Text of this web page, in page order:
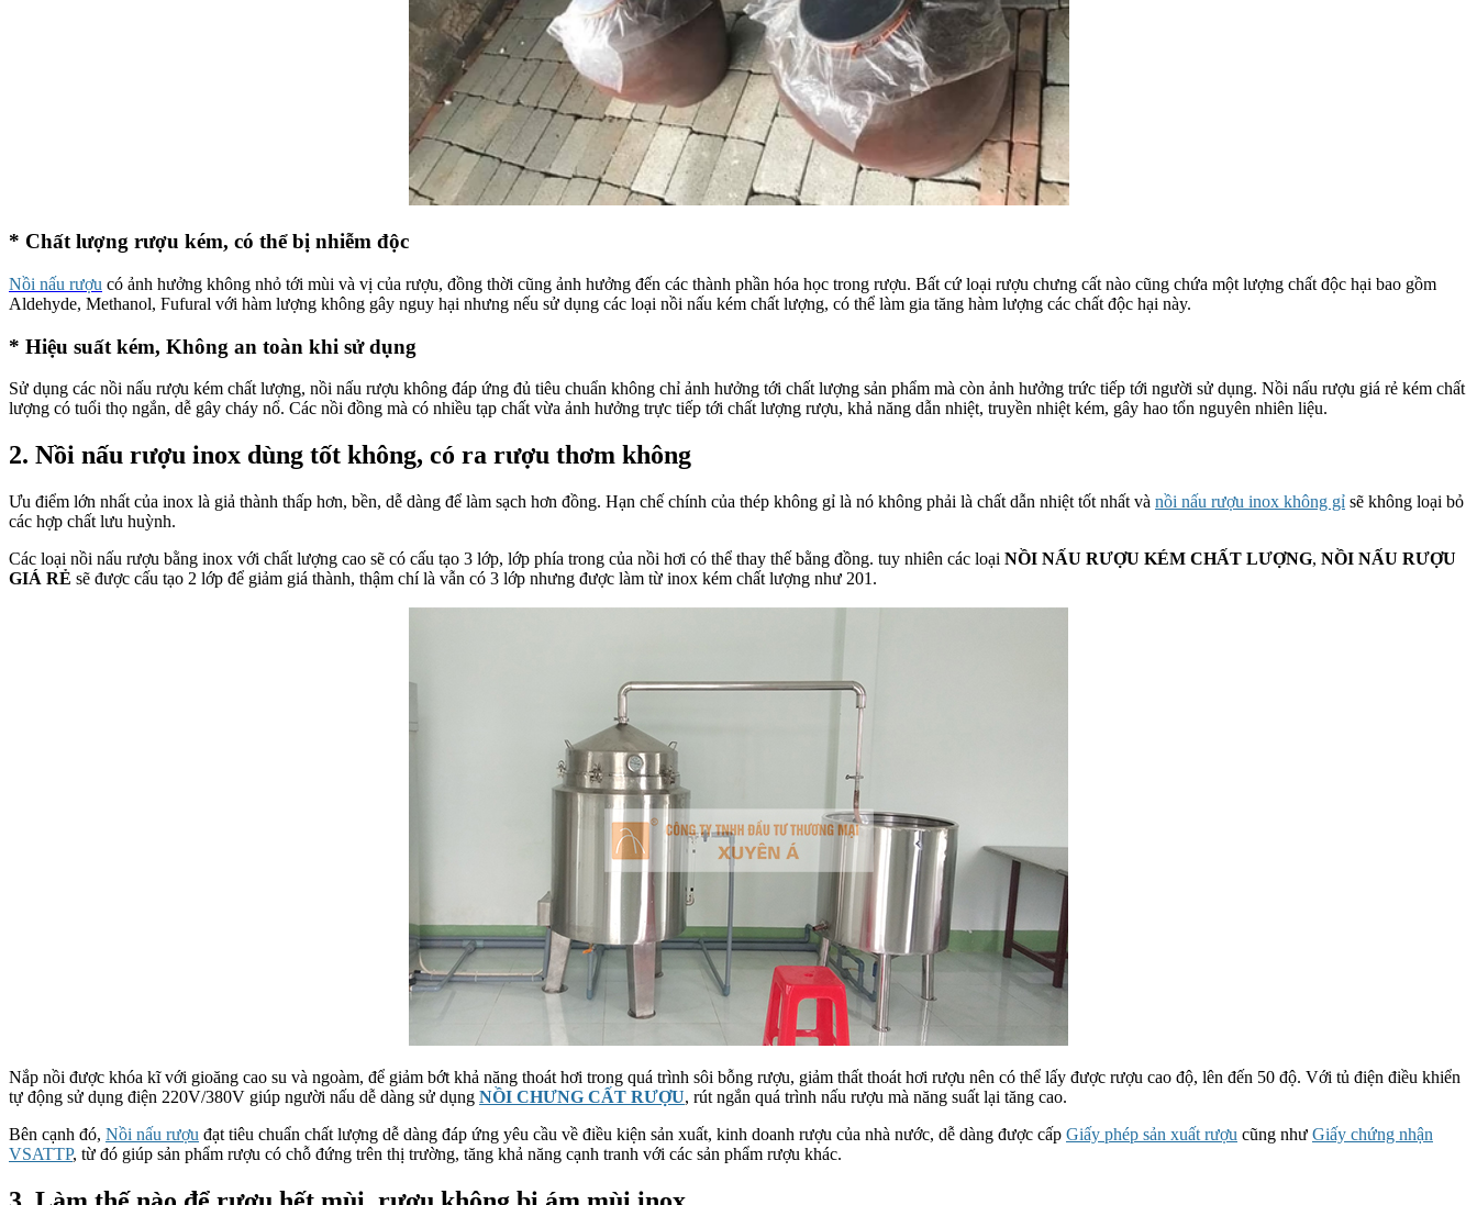
* Chất lượng rượu kém, có thể bị nhiễm độc
Nồi nấu rượu có ảnh hưởng không nhỏ tới mùi và vị của rượu, đồng thời cũng ảnh hưởng đến các thành phần hóa học trong rượu. Bất cứ loại rượu chưng cất nào cũng chứa một lượng chất độc hại bao gồm
Aldehyde, Methanol, Fufural với hàm lượng không gây nguy hại nhưng nếu sử dụng các loại nồi nấu kém chất lượng, có thể làm gia tăng hàm lượng các chất độc hại này.
* Hiệu suất kém, Không an toàn khi sử dụng
Sử dụng các nồi nấu rượu kém chất lượng, nồi nấu rượu không đáp ứng đủ tiêu chuẩn không chỉ ảnh hưởng tới chất lượng sản phẩm mà còn ảnh hưởng trức tiếp tới người sử dụng. Nồi nấu rượu giá rẻ kém chất
lượng có tuổi thọ ngắn, dễ gây cháy nổ. Các nồi đồng mà có nhiều tạp chất vừa ảnh hưởng trực tiếp tới chất lượng rượu, khả năng dẫn nhiệt, truyền nhiệt kém, gây hao tổn nguyên nhiên liệu.
2. Nồi nấu rượu inox dùng tốt không, có ra rượu thơm không
Ưu điểm lớn nhất của inox là giả thành thấp hơn, bền, dễ dàng để làm sạch hơn đồng. Hạn chế chính của thép không gỉ là nó không phải là chất dẫn nhiệt tốt nhất và nồi nấu rượu inox không gỉ sẽ không loại bỏ
các hợp chất lưu huỳnh.
Các loại nồi nấu rượu bằng inox với chất lượng cao sẽ có cấu tạo 3 lớp, lớp phía trong của nồi hơi có thể thay thế bằng đồng. tuy nhiên các loại NỒI NẤU RƯỢU KÉM CHẤT LƯỢNG, NỒI NẤU RƯỢU
GIÁ RẺ sẽ được cấu tạo 2 lớp để giảm giá thành, thậm chí là vẫn có 3 lớp nhưng được làm từ inox kém chất lượng như 201.
Nắp nồi được khóa kĩ với gioăng cao su và ngoàm, để giảm bớt khả năng thoát hơi trong quá trình sôi bỗng rượu, giảm thất thoát hơi rượu nên có thể lấy được rượu cao độ, lên đến 50 độ. Với tủ điện điều khiển
tự động sử dụng điện 220V/380V giúp người nấu dễ dàng sử dụng NỒI CHƯNG CẤT RƯỢU, rút ngắn quá trình nấu rượu mà năng suất lại tăng cao.
Bên cạnh đó, Nồi nấu rượu đạt tiêu chuẩn chất lượng dễ dàng đáp ứng yêu cầu về điều kiện sản xuất, kinh doanh rượu của nhà nước, dễ dàng được cấp Giấy phép sản xuất rượu cũng như Giấy chứng nhận
VSATTP, từ đó giúp sản phẩm rượu có chỗ đứng trên thị trường, tăng khả năng cạnh tranh với các sản phẩm rượu khác.